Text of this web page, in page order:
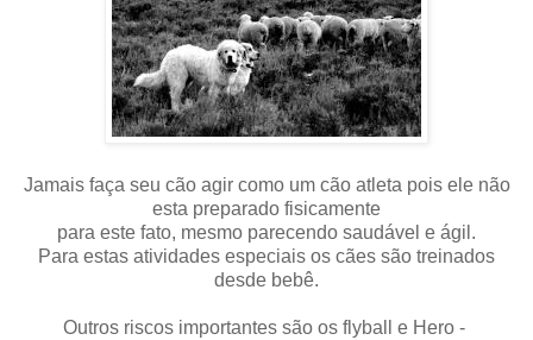
Jamais faça seu cão agir como um cão atleta pois ele não
esta preparado fisicamente
para este fato, mesmo parecendo saudável e ágil.
Para estas atividades especiais os cães são treinados
desde bebê.
Outros riscos importantes são os flyball e Hero -